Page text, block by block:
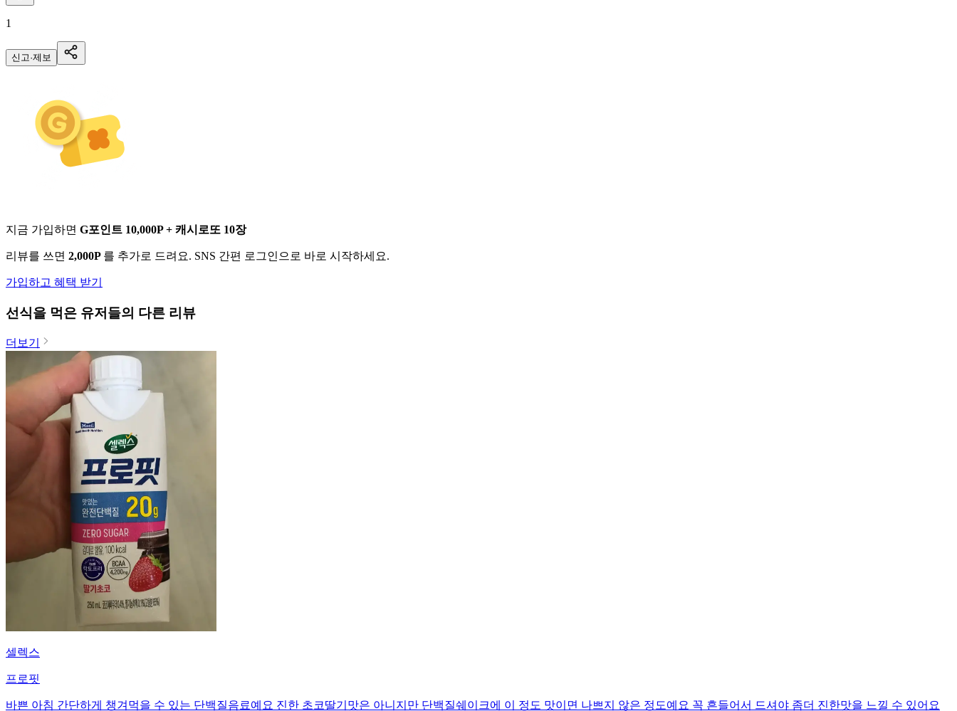
1
신고·제보
지금 가입하면 G포인트 10,000P + 캐시로또 10장
리뷰를 쓰면 2,000P 를 추가로 드려요. SNS 간편 로그인으로 바로 시작하세요.
가입하고 혜택 받기
선식을 먹은 유저들의 다른 리뷰
더보기
셀렉스
프로핏
바쁜 아침 간단하게 챙겨먹을 수 있는 단백질음료예요 진한 초코딸기맛은 아니지만 단백질쉐이크에 이 정도 맛이면 나쁘지 않은 정도예요 꼭 흔들어서 드셔야 좀더 진한맛을 느낄 수 있어요